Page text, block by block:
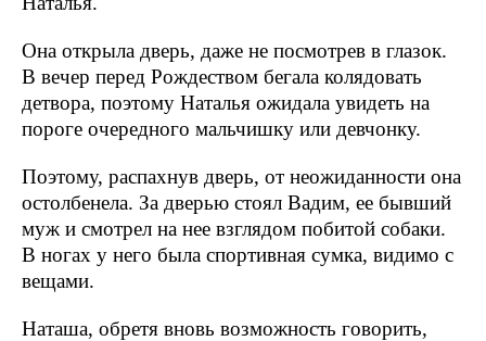
Она открыла дверь, даже не посмотрев в глазок.
В вечер перед Рождеством бегала колядовать
детвора, поэтому Наталья ожидала увидеть на
пороге очередного мальчишку или девчонку.
Поэтому, распахнув дверь, от неожиданности она
остолбенела. За дверью стоял Вадим, ее бывший
муж и смотрел на нее взглядом побитой собаки.
В ногах у него была спортивная сумка, видимо с
вещами.
Наташа, обретя вновь возможность говорить,